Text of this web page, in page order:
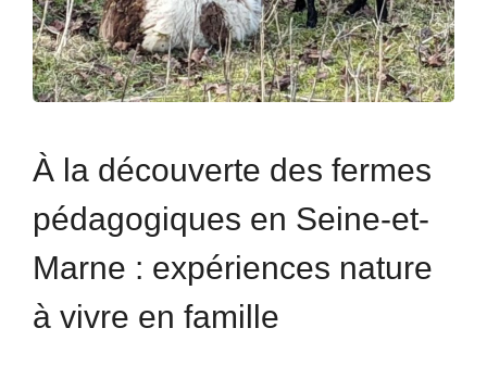
À la découverte des fermes
pédagogiques en Seine-et-
Marne : expériences nature
à vivre en famille